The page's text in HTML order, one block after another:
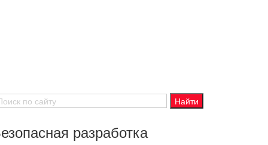
разработка